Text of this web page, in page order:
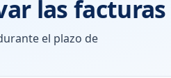
las facturas
el plazo de